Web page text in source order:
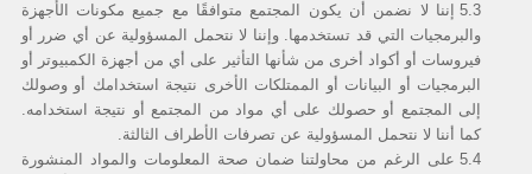
5.3
إننا لا نضمن أن يكون المجتمع متوافقًا مع جميع مكونات الأجهزة
والبرمجيات التي قد تستخدمها. وإننا لا نتحمل المسؤولية عن أي ضرر أو
فيروسات أو أكواد أخرى من شأنها التأثير على أي من أجهزة الكمبيوتر أو
البرمجيات أو البيانات أو الممتلكات الأخرى نتيجة استخدامك أو وصولك
إلى المجتمع أو حصولك على أي مواد من المجتمع أو نتيجة استخدامه.
كما أننا لا نتحمل المسؤولية عن تصرفات الأطراف الثالثة.
5.4 على الرغم من محاولتنا ضمان صحة المعلومات والمواد المنشورة